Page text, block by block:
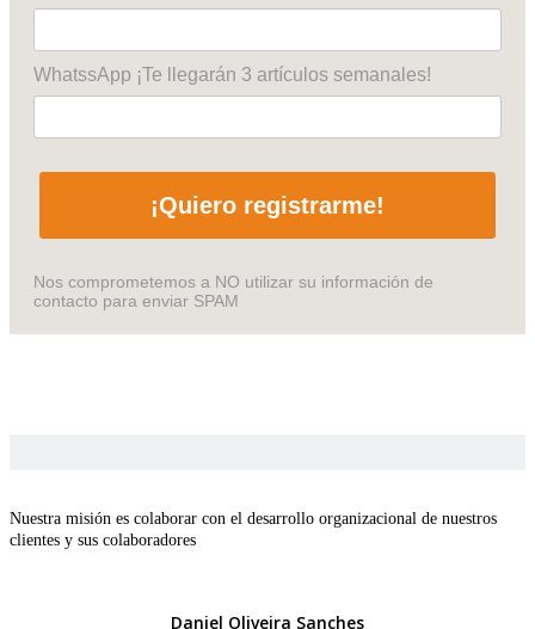
WhatssApp ¡Te llegarán 3 artículos semanales!
¡Quiero registrarme!
Nos comprometemos a NO utilizar su información de
contacto para enviar SPAM
Nuestra misión es colaborar con el desarrollo organizacional de nuestros
clientes y sus colaboradores
Daniel Oliveira Sanches